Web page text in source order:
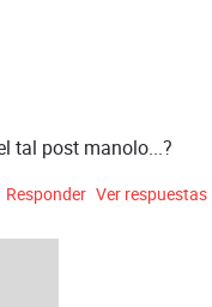
tal post manolo...?
Responder Ver respuestas